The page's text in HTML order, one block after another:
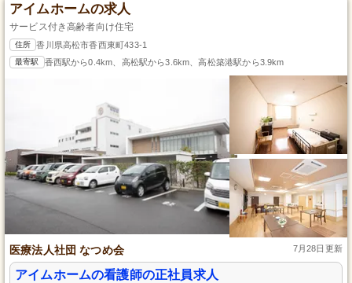
アイムホームの求人
サービス付き高齢者向け住宅
住所 香川県高松市香西東町433-1
最寄駅 香西駅から0.4km、高松駅から3.6km、高松築港駅から3.9km
医療法人社団 なつめ会 7月28日更新
アイムホームの看護師の正社員求人